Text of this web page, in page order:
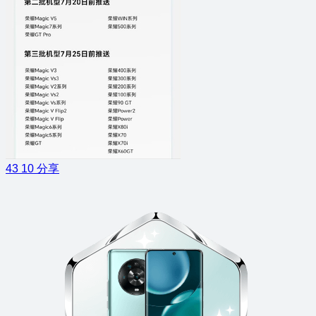
43 10 分享